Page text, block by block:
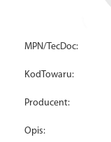
MPN/TecDoc:
KodTowaru:
Producent:
Opis: